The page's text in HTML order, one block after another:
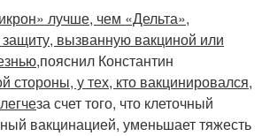
лучше, чем «Дельта»,
вызванную вакциной или
пояснил Константин
стороны, у тех, кто вакцинировался,
за счет того, что клеточный
вакцинацией, уменьшает тяжесть